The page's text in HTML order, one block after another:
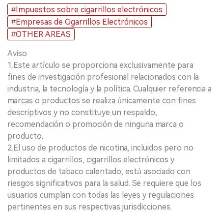
#Impuestos sobre cigarrillos electrónicos
#Empresas de Cigarrillos Electrónicos
#OTHER AREAS
Aviso
1.Este artículo se proporciona exclusivamente para
fines de investigación profesional relacionados con la
industria, la tecnología y la política. Cualquier referencia a
marcas o productos se realiza únicamente con fines
descriptivos y no constituye un respaldo,
recomendación o promoción de ninguna marca o
producto.
2.El uso de productos de nicotina, incluidos pero no
limitados a cigarrillos, cigarrillos electrónicos y
productos de tabaco calentado, está asociado con
riesgos significativos para la salud. Se requiere que los
usuarios cumplan con todas las leyes y regulaciones
pertinentes en sus respectivas jurisdicciones.